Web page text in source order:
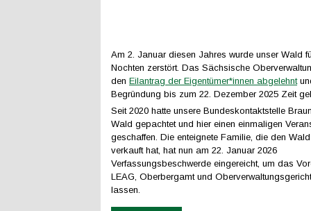
Am 2. Januar diesen Jahres wurde unser Wald
Nochten zerstört. Das Sächsische
den Eilantrag der Eigentümer*innen abgelehnt
Begründung bis zum 22. Dezember 2025 Zeit
Seit 2020 hatte unsere Bundeskontaktstelle
Wald gepachtet und hier einen einmaligen
geschaffen. Die enteignete Familie, die den
verkauft hat, hat nun am 22. Januar 2026
Verfassungsbeschwerde eingereicht, um das
LEAG, Oberbergamt und
lassen.